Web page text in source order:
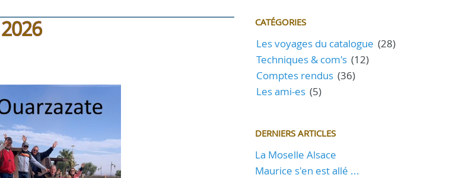
CATÉGORIES
Les voyages du catalogue (28)
Techniques & com's (12)
Comptes rendus (36)
Les ami-es (5)
DERNIERS ARTICLES
La Moselle Alsace
Maurice s'en est allé ...